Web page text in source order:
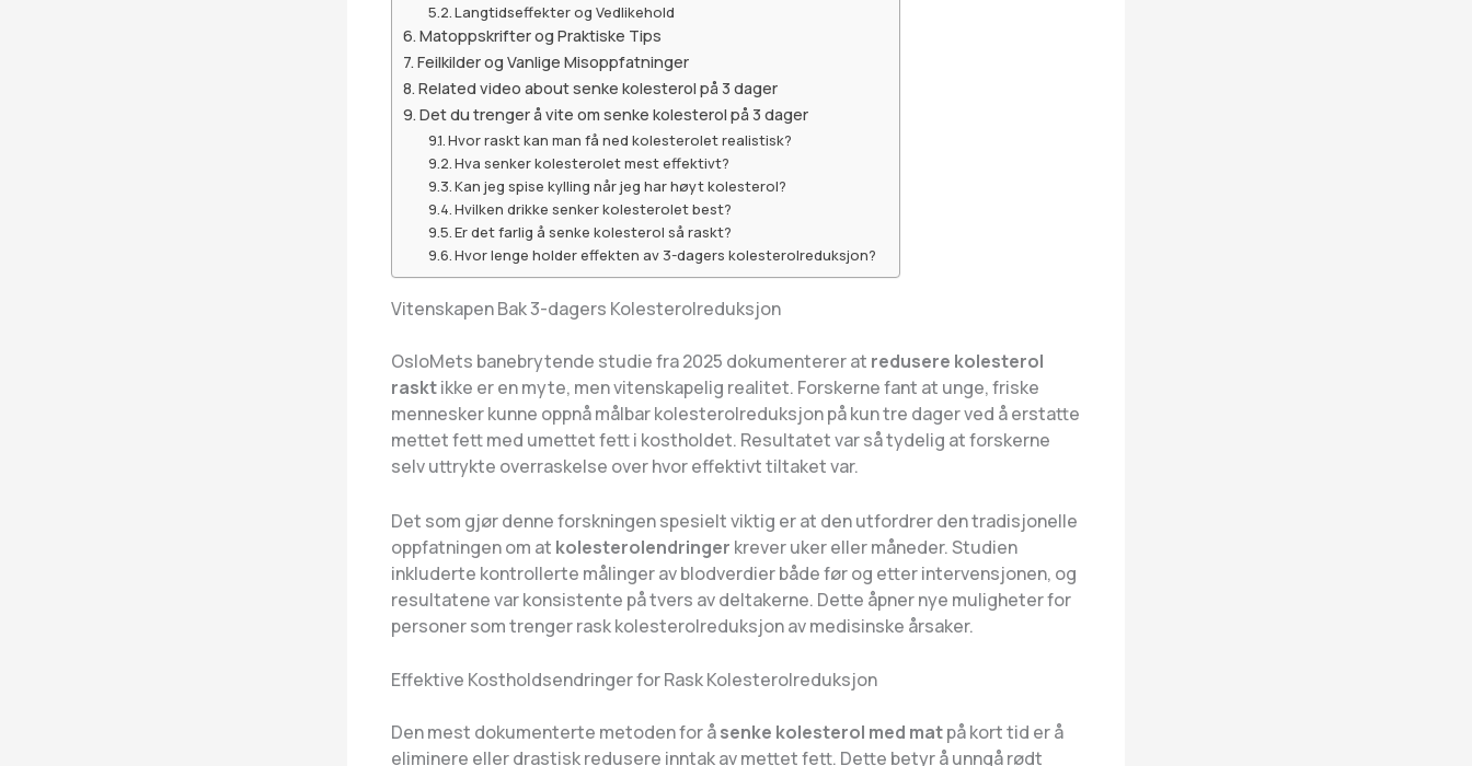
Langtidseffekter og Vedlikehold
Matoppskrifter og Praktiske Tips
Feilkilder og Vanlige Misoppfatninger
Related video about senke kolesterol på 3 dager
Det du trenger å vite om senke kolesterol på 3 dager
Hvor raskt kan man få ned kolesterolet realistisk?
Hva senker kolesterolet mest effektivt?
Kan jeg spise kylling når jeg har høyt kolesterol?
Hvilken drikke senker kolesterolet best?
Er det farlig å senke kolesterol så raskt?
Hvor lenge holder effekten av 3-dagers kolesterolreduksjon?
Vitenskapen Bak 3-dagers Kolesterolreduksjon
OsloMets banebrytende studie fra 2025 dokumenterer at redusere kolesterol
rasktikke er en myte, men vitenskapelig realitet. Forskerne fant at unge, friske
mennesker kunne oppnå målbar kolesterolreduksjon på kun tre dager ved å erstatte
mettet fett med umettet fett i kostholdet. Resultatet var så tydelig at forskerne
selv uttrykte overraskelse over hvor effektivt tiltaket var.
Det som gjør denne forskningen spesielt viktig er at den utfordrer den tradisjonelle
oppfatningen om at kolesterolendringer krever uker eller måneder. Studien
inkluderte kontrollerte målinger av blodverdier både før og etter intervensjonen, og
resultatene var konsistente på tvers av deltakerne. Dette åpner nye muligheter for
personer som trenger rask kolesterolreduksjon av medisinske årsaker.
Effektive Kostholdsendringer for Rask Kolesterolreduksjon
Den mest dokumenterte metoden for åsenke kolesterol med matpå kort tid er å
eliminere eller drastisk redusere inntak av mettet fett. Dette betyr å unngå rødt